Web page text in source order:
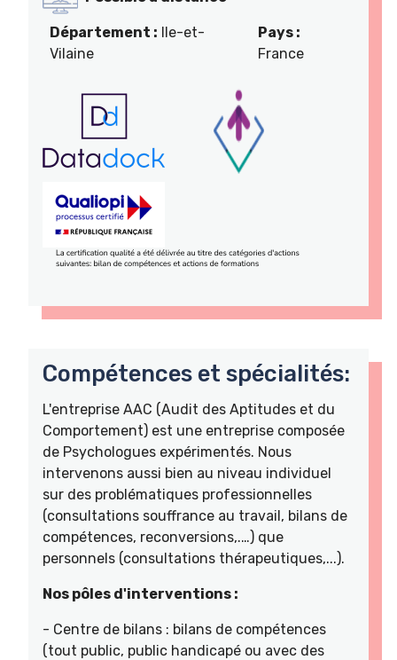
Département : Ile-et-
Vilaine
Pays :
France
Compétences et spécialités:
L'entreprise AAC (Audit des Aptitudes et du
Comportement) est une entreprise composée
de Psychologues expérimentés. Nous
intervenons aussi bien au niveau individuel
sur des problématiques professionnelles
(consultations souffrance au travail, bilans de
compétences, reconversions,.…) que
personnels (consultations thérapeutiques,...).
Nos pôles d'interventions :
- Centre de bilans : bilans de compétences
(tout public, public handicapé ou avec des